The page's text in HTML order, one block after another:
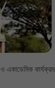
একাডেমিক কার্যক্রম